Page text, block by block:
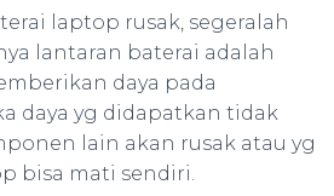
laptop rusak, segeralah
lantaran baterai adalah
daya pada
daya yg didapatkan tidak
lain akan rusak atau yg
bisa mati sendiri.